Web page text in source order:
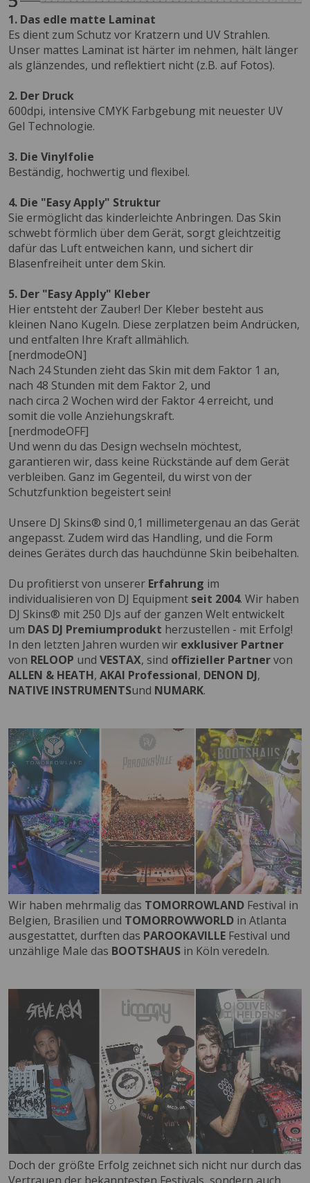
1. Das edle matte Laminat
Es dient zum Schutz vor Kratzern und UV Strahlen.
Unser mattes Laminat ist härter im nehmen, hält länger
als glänzendes, und reflektiert nicht (z.B. auf Fotos).
2. Der Druck
600dpi, intensive CMYK Farbgebung mit neuester UV
Gel Technologie.
3. Die Vinylfolie
Beständig, hochwertig und flexibel.
4. Die "Easy Apply" Struktur
Sie ermöglicht das kinderleichte Anbringen. Das Skin
schwebt förmlich über dem Gerät, sorgt gleichtzeitig
dafür das Luft entweichen kann, und sichert dir
Blasenfreiheit unter dem Skin.
5. Der "Easy Apply" Kleber
Hier entsteht der Zauber! Der Kleber besteht aus
kleinen Nano Kugeln. Diese zerplatzen beim Andrücken,
und entfalten Ihre Kraft allmählich.
[nerdmodeON]
Nach 24 Stunden zieht das Skin mit dem Faktor 1 an,
nach 48 Stunden mit dem Faktor 2, und
nach circa 2 Wochen wird der Faktor 4 erreicht, und
somit die volle Anziehungskraft.
[nerdmodeOFF]
Und wenn du das Design wechseln möchtest,
garantieren wir, dass keine Rückstände auf dem Gerät
verbleiben. Ganz im Gegenteil, du wirst von der
Schutzfunktion begeistert sein!
Unsere DJ Skins® sind 0,1 millimetergenau an das Gerät
angepasst. Zudem wird das Handling, und die Form
deines Gerätes durch das hauchdünne Skin beibehalten.
Du profitierst von unserer Erfahrung im
individualisieren von DJ Equipment seit 2004. Wir haben
DJ Skins® mit 250 DJs auf der ganzen Welt entwickelt
um DAS DJ Premiumprodukt herzustellen - mit Erfolg!
In den letzten Jahren wurden wir exklusiver Partner
von RELOOP und VESTAX, sind offizieller Partnervon
ALLEN & HEATH, AKAI Professional, DENON DJ,
NATIVE INSTRUMENTSund NUMARK.
Wir haben mehrmalig das TOMORROWLAND Festival in
Belgien, Brasilien und TOMORROWWORLD in Atlanta
ausgestattet, durften das PAROOKAVILLE Festival und
unzählige Male das BOOTSHAUS in Köln veredeln.
Doch der größte Erfolg zeichnet sich nicht nur durch das